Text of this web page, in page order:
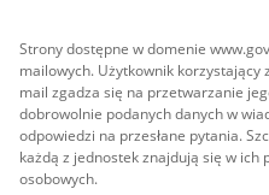
Strony dostępne w domenie
mailowych. Użytkownik
mail zgadza się na przetwarzanie
dobrowolnie podanych danych w
odpowiedzi na przesłane pytania.
każdą z jednostek znajdują się w
osobowych.